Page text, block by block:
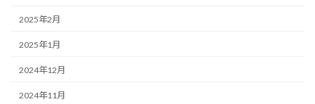
2025年2月
2025年1月
2024年12月
2024年11月